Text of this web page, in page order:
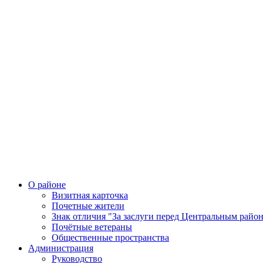
О районе
Визитная карточка
Почетные жители
Знак отличия "За заслуги перед Центральным
Почётные ветераны
Общественные пространства
Администрация
Руководство